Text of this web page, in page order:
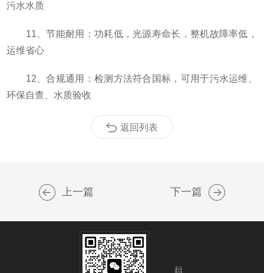
污水水质
11、节能耐用：功耗低，光源寿命长，整机故障率低，
运维省心
12、合规通用：检测方法符合国标，可用于污水运维、
环保自查、水质验收
返回列表
上一篇 下一篇
扫码加微信